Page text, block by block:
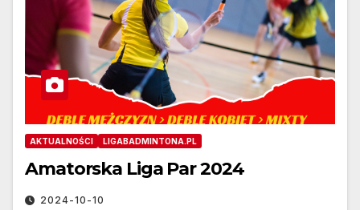
AKTUALNOŚCI LIGABADMINTONA.PL
Amatorska Liga Par 2024
2024-10-10